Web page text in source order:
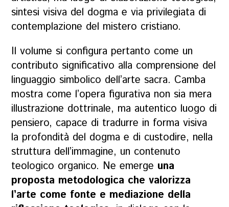
sintesi visiva del dogma e via privilegiata di
contemplazione del mistero cristiano.
Il volume si configura pertanto come un
contributo significativo alla comprensione del
linguaggio simbolico dell’arte sacra. Camba
mostra come l’opera figurativa non sia mera
illustrazione dottrinale, ma autentico luogo di
pensiero, capace di tradurre in forma visiva
la profondità del dogma e di custodire, nella
struttura dell’immagine, un contenuto
teologico organico. Ne emerge una
proposta metodologica che valorizza
l’arte come fonte e mediazione della